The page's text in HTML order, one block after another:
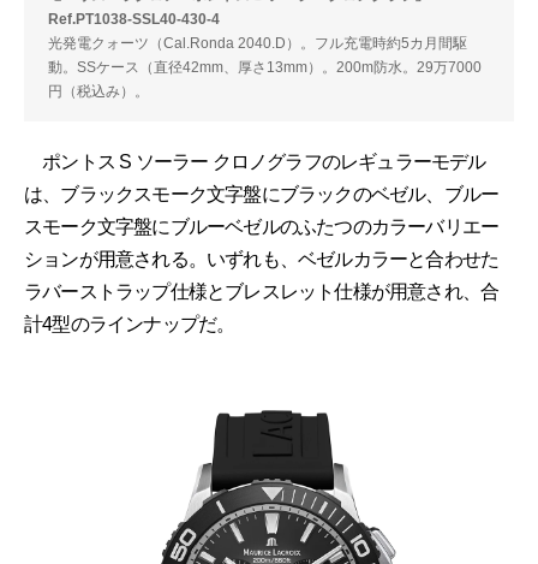
Ref.PT1038-SSL40-430-4
光発電クォーツ（Cal.Ronda 2040.D）。フル充電時約5カ月間駆
動。SSケース（直径42mm、厚さ13mm）。200m防水。29万7000
円（税込み）。
ポントス S ソーラー クロノグラフのレギュラーモデル
は、ブラックスモーク文字盤にブラックのベゼル、ブルー
スモーク文字盤にブルーベゼルのふたつのカラーバリエー
ションが用意される。いずれも、ベゼルカラーと合わせた
ラバーストラップ仕様とブレスレット仕様が用意され、合
計4型のラインナップだ。